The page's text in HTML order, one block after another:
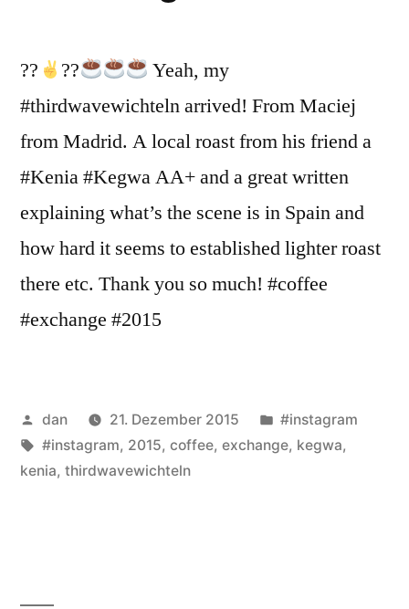
?? ??
Yeah, my
#thirdwavewichteln arrived! From Maciej
from Madrid. A local roast from his friend a
#Kenia #Kegwa AA+ and a great written
explaining what’s the scene is in Spain and
how hard it seems to established lighter roast
there etc. Thank you so much! #coffee
#exchange #2015
Veröffentlicht
von
dan 21. Dezember 2015
Veröffentlicht
unter
#instagram
Schlagwörter:
#instagram, 2015, coffee, exchange, kegwa,
kenia, thirdwavewichteln